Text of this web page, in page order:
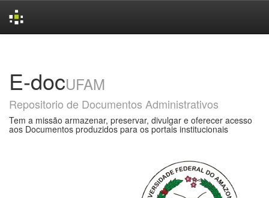
E-docUFAM
Repositorio de Documentos Administrativos
Tem a missão armazenar, preservar, divulgar e oferecer acesso
aos Documentos produzidos para os portais institucionais